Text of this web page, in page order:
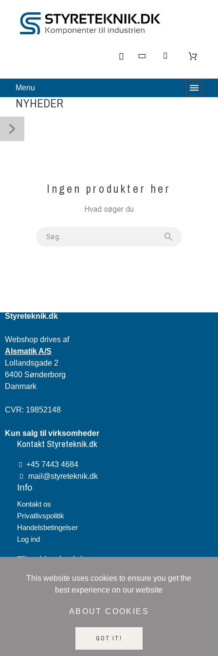
Menu
NYHEDER
Ingen produkter her
Hvad søger du
Styreteknik.dk
Webshop drives af
Alsmatik A/S
Lollandsgade 2
6400 Sønderborg
Danmark
CVR: 19852148
Kun salg til virksomheder
Kontakt Styreteknik.dk
+45 7443 4684
mail@styreteknik.dk
Info
Kontakt os
Privatlivspolitik
Handelsbetingelser
Log ind
Tilmeld nyhedsbrev
Tilmeld
Jeg acceptererpersondatapolitikken
© 2024 Alsmatik A/S. All right reserved.
This website uses cookies to ensure you get the
best experience on our website
ABOUT COOKIES
GOT IT!